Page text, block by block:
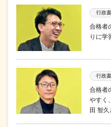
行政
合格者
りに学
行政
合格者
やすく
田 智久